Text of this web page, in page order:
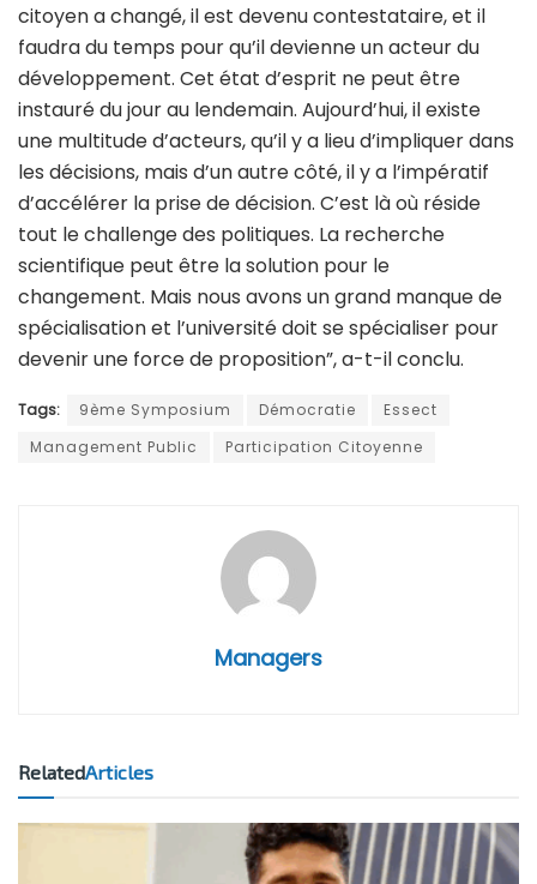
citoyen a changé, il est devenu contestataire, et il
faudra du temps pour qu’il devienne un acteur du
développement. Cet état d’esprit ne peut être
instauré du jour au lendemain. Aujourd’hui, il existe
une multitude d’acteurs, qu’il y a lieu d’impliquer dans
les décisions, mais d’un autre côté, il y a l’impératif
d’accélérer la prise de décision. C’est là où réside
tout le challenge des politiques. La recherche
scientifique peut être la solution pour le
changement. Mais nous avons un grand manque de
spécialisation et l’université doit se spécialiser pour
devenir une force de proposition”, a-t-il conclu.
Tags: 9ème Symposium Démocratie
Essect
Management Public
Participation Citoyenne
Managers
RelatedArticles